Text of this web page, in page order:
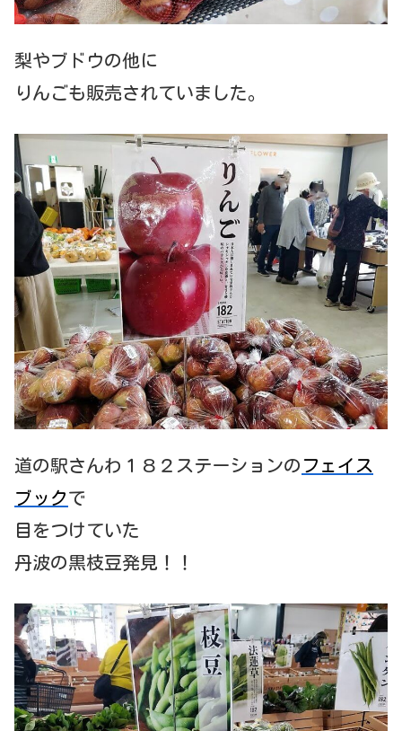
梨やブドウの他に
りんごも販売されていました。
道の駅さんわ１８２ステーションの フェイス
ブック で
目をつけていた
丹波の黒枝豆発見！！